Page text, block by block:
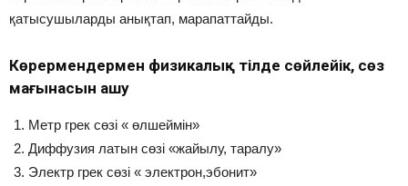
қатысушыларды анықтап, марапаттайды.
Көрермендермен физикалық тілде сөйлейік, сөз
мағынасын ашу
Метр грек сөзі « өлшеймін»
Диффузия латын сөзі «жайылу, таралу»
Электр грек сөзі « электрон,эбонит»